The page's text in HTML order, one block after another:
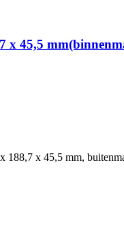
x 45,5
188,7 x 45,5 mm,